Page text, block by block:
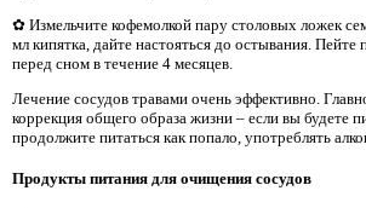
✿ Измельчите кофемолкой пару столовых ложек
мл кипятка, дайте настояться до остывания. Пейте
перед сном в течение 4 месяцев.
Лечение сосудов травами очень эффективно.
коррекция общего образа жизни – если вы будете
продолжите питаться как попало, употреблять
Продукты питания для очищения сосудов